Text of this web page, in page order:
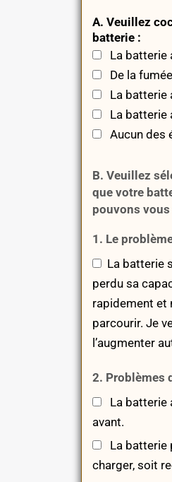
A. Veuillez
batterie :
La batterie
De la
La batterie
La batterie
Aucun des
B. Veuillez
que votre
pouvons vous
1. Le
La batterie
perdu sa
rapidement et
parcourir. Je
l’augmenter
2. Problèmes
La batterie
avant.
La batterie
charger, soit